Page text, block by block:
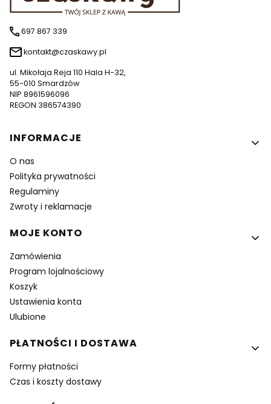
697 867 339
kontakt@czaskawy.pl
ul. Mikołaja Reja 110 Hala H-32,
55-010 Smardzów
NIP 8961596096
REGON 386574390
Linki w stopce
INFORMACJE
O nas
Polityka prywatności
Regulaminy
Zwroty i reklamacje
MOJE KONTO
Zamówienia
Program lojalnościowy
Koszyk
Ustawienia konta
Ulubione
PŁATNOŚCI I DOSTAWA
Formy płatności
Czas i koszty dostawy